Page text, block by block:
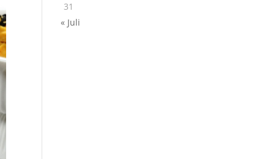
31
« Juli